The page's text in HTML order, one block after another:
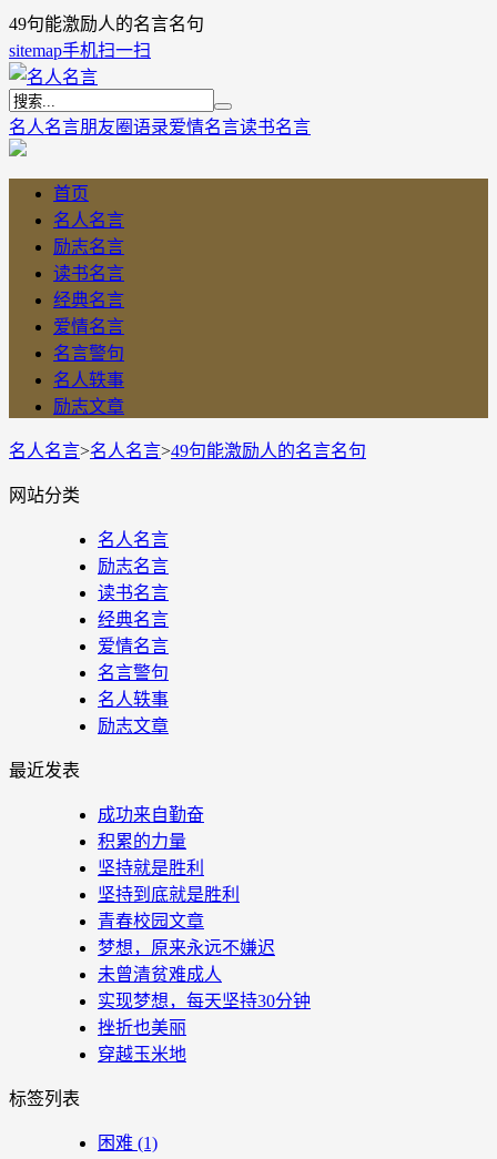
49句能激励人的名言名句
sitemap手机扫一扫
名人名言朋友圈语录爱情名言读书名言
首页
名人名言
励志名言
读书名言
经典名言
爱情名言
名言警句
名人轶事
励志文章
名人名言>名人名言>49句能激励人的名言名句
网站分类
名人名言
励志名言
读书名言
经典名言
爱情名言
名言警句
名人轶事
励志文章
最近发表
成功来自勤奋
积累的力量
坚持就是胜利
坚持到底就是胜利
青春校园文章
梦想，原来永远不嫌迟
未曾清贫难成人
实现梦想，每天坚持30分钟
挫折也美丽
穿越玉米地
标签列表
困难 (1)